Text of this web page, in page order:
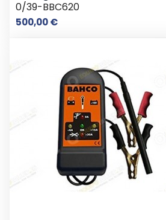
0/39-BBC620
500,00 €Preço